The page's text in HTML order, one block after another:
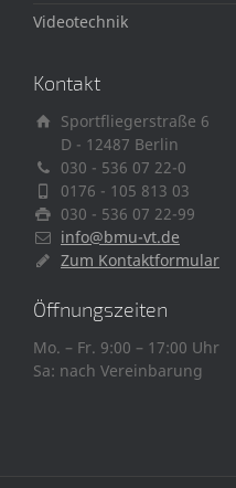
Videotechnik
Kontakt
Sportfliegerstraße 6
D - 12487 Berlin
030 - 536 07 22-0
0176 - 105 813 03
030 - 536 07 22-99
info@bmu-vt.de
Zum Kontaktformular
Öffnungszeiten
Mo. – Fr. 9:00 – 17:00 Uhr
Sa: nach Vereinbarung